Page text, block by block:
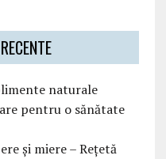
naturale
pentru o sănătate
și miere – Rețetă